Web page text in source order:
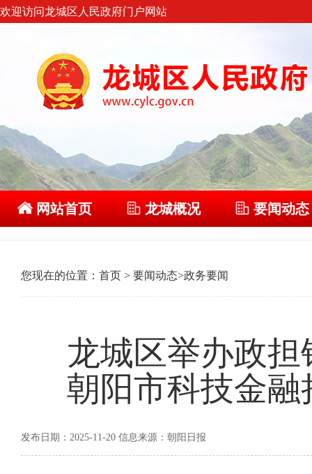
欢迎访问龙城区人民政府门户网站
网站首页 龙城概况 要闻动态
您现在的位置： 首页 > 要闻动态>政务要闻
龙城区举办政
朝阳市科技金
发布日期：2025-11-20 信息来源：朝阳日报